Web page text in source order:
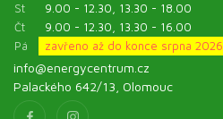
St
9.00 - 12.30, 13.30 - 18.00
Čt
9.00 - 12.30, 13.30 - 16.00
Pá
zavřeno až do konce srpna 2026
info@energycentrum.cz
Palackého 642/13, Olomouc